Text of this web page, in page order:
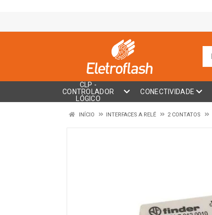
CLP -
CONTROLADOR
LÓGICO
CONECTIVIDADE
INÍCIO INTERFACES A RELÉ 2 CONTATOS